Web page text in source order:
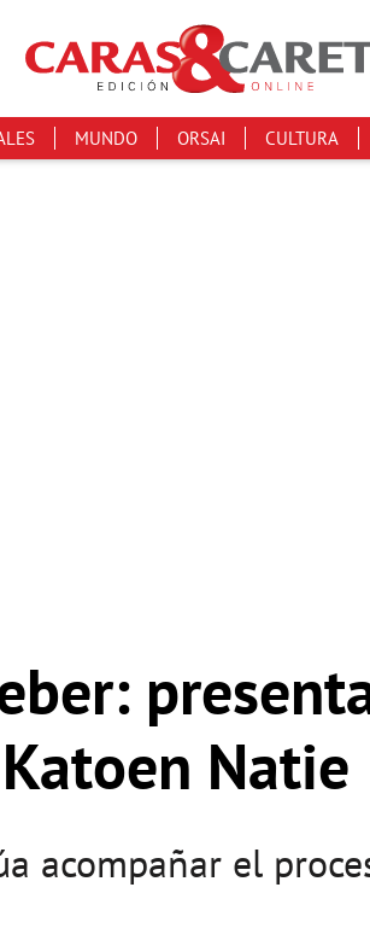
MUNDO ORSAI CULTURA
Natie
acompañar el